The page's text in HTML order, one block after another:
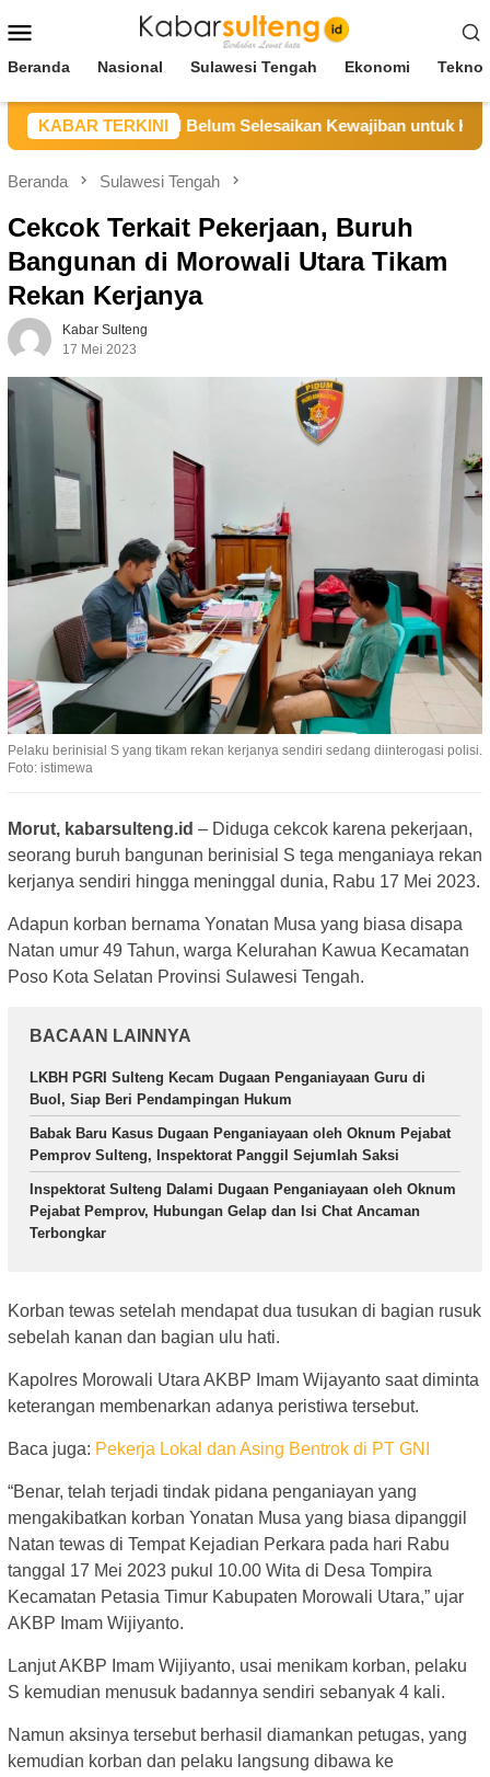
ke
Mobile
Beranda Nasional Sulawesi Tengah Ekonomi
KABAR TERKINI
CV BBN Belum Selesaikan Kewajiban untuk Kegiatan
Beranda Sulawesi Tengah
Cekcok Terkait Pekerjaan, Buruh
Bangunan di Morowali Utara Tikam
Rekan Kerjanya
Kabar Sulteng
17 Mei 2023
Pelaku berinisial S yang tikam rekan kerjanya sendiri sedang diinterogasi polisi.
Foto: istimewa
Morut, kabarsulteng.id – Diduga cekcok karena pekerjaan,
seorang buruh bangunan berinisial S tega menganiaya rekan
kerjanya sendiri hingga meninggal dunia, Rabu 17 Mei 2023.
Adapun korban bernama Yonatan Musa yang biasa disapa
Natan umur 49 Tahun, warga Kelurahan Kawua Kecamatan
Poso Kota Selatan Provinsi Sulawesi Tengah.
BACAAN LAINNYA
LKBH PGRI Sulteng Kecam Dugaan Penganiayaan Guru di
Buol, Siap Beri Pendampingan Hukum
Babak Baru Kasus Dugaan Penganiayaan oleh Oknum Pejabat
Pemprov Sulteng, Inspektorat Panggil Sejumlah Saksi
Inspektorat Sulteng Dalami Dugaan Penganiayaan oleh Oknum
Pejabat Pemprov, Hubungan Gelap dan Isi Chat Ancaman
Terbongkar
Korban tewas setelah mendapat dua tusukan di bagian rusuk
sebelah kanan dan bagian ulu hati.
Kapolres Morowali Utara AKBP Imam Wijayanto saat diminta
keterangan membenarkan adanya peristiwa tersebut.
Baca juga: Pekerja Lokal dan Asing Bentrok di PT GNI
“Benar, telah terjadi tindak pidana penganiayan yang
mengakibatkan korban Yonatan Musa yang biasa dipanggil
Natan tewas di Tempat Kejadian Perkara pada hari Rabu
tanggal 17 Mei 2023 pukul 10.00 Wita di Desa Tompira
Kecamatan Petasia Timur Kabupaten Morowali Utara,” ujar
AKBP Imam Wijiyanto.
Lanjut AKBP Imam Wijiyanto, usai menikam korban, pelaku
S kemudian menusuk badannya sendiri sebanyak 4 kali.
Namun aksinya tersebut berhasil diamankan petugas, yang
kemudian korban dan pelaku langsung dibawa ke